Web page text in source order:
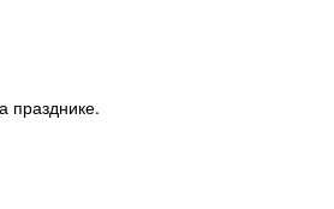
празднике.